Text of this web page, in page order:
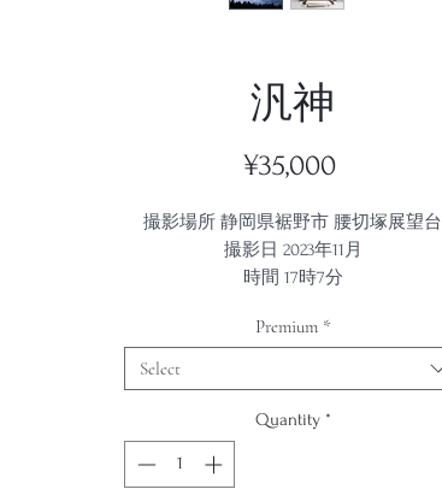
汎神
¥35,000Price
撮影場所 静岡県裾野市 腰切塚展望台
撮影日 2023年11月
時間 17時7分
Premium *
Select
Quantity *